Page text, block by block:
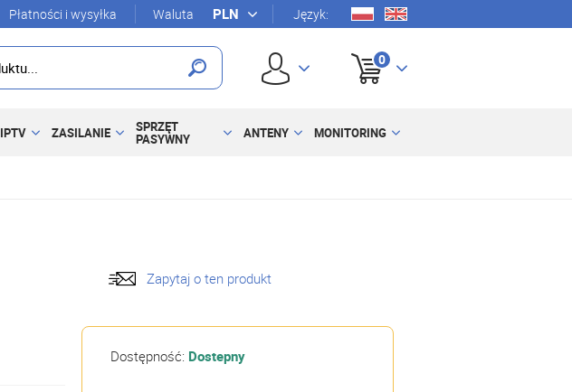
Płatności i wysyłka Waluta Język:
0
IPTV ZASILANIE SPRZĘT
PASYWNY ANTENY MONITORING
Zapytaj o ten produkt
Dostępność: Dostepny